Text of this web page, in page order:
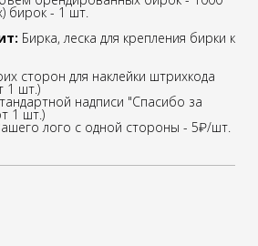
бирок - 1 шт.
Бирка, леска для крепления бирки к
сторон для наклейки штрихкода
1 шт.)
надписи "Спасибо за
1 шт.)
лого с одной стороны - 5₽/шт.